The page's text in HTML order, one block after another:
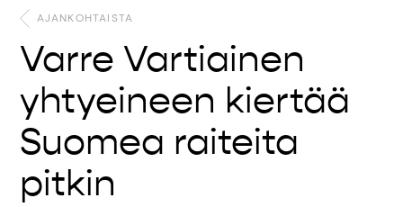
AJANKOHTAISTA
Varre Vartiainen
yhtyeineen kiertää
Suomea raiteita
pitkin